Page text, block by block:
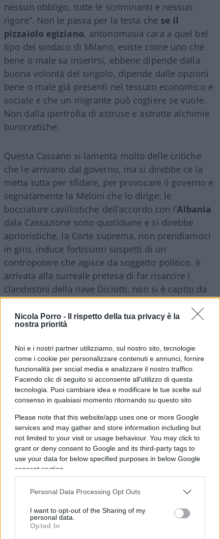
Nicola Porro -
Il rispetto della tua privacy è la
nostra priorità
Noi e i nostri partner utilizziamo, sul nostro sito, tecnologie
come i cookie per personalizzare contenuti e annunci, fornire
funzionalità per social media e analizzare il nostro traffico.
Facendo clic di seguito si acconsente all'utilizzo di questa
tecnologia. Puoi cambiare idea e modificare le tue scelte sul
consenso in qualsiasi momento ritornando su questo sito
Please note that this website/app uses one or more Google
services and may gather and store information including but
not limited to your visit or usage behaviour. You may click to
grant or deny consent to Google and its third-party tags to
use your data for below specified purposes in below Google
consent section.
Personal Data Processing Opt Outs
I want to opt-out of the Sharing of my
personal data.
Opted In
nessun obbligo, tutte le scriminanti e nessun
rigore”. Non le passa per la testa che se il
pizzaiolo egiziano, antonomasia cara a quel bel
tipo del sindaco di Milano, esiste come uno che
bene o male sa inserirsi, ebbene dipende dalla
buona volontà del singolo, dipende dalle opzioni
bene o male già presenti nel tessuto economico e
sociale e che un migrante può cogliere se vuole.
Non dalla ipertrofia di astruse e astratte alchimie
burocratiche.
Questa Cassano si lamenta molto delle critiche
che le arrivano dal governo, ma si direbbe ce la
metta tutta per sfidare, per provocare il governo e
segnatamente la Meloni che lo dirige: le
bocciature cavillistiche dell’accordo con l’Albania
dala Cassazione sono quotidiane e si direbbe
aprioristiche, la Corte suprema, non prendiamoci
in giro, induce fortissimi sospetti di un
contropotere che agisce da soggetto politico, è
arrivata alla surreale pretesa di far risarcire i
clandestini della nave Diciotti, non si è capito da
cosa.
Cassano vagheggia un portale del lavoro per i
migranti: ”L’avevamo già pensato ai tempi
dell’assessore Bugli, cioè prevedere che le
persone immigrate che sono in questi Cpr che
diventano in realtà dei meri luoghi di
contenimento, invece siano intervistate sulle loro
abilità professionali, sul lavoro che facevano nei
loro Paesi di provenienza prima di approdare in
Italia, per prevedere e programmare poi
interventi lavorativi mirati
nei diversi territori
sulla base delle loro competenze. Questo in
collaborazione con la prefettura, perché
ovviamente è un lavoro che deve avvenire in
sinergia fra prefettura e Regione Toscana. Se si fa
questo, forse noi diamo un apporto davvero